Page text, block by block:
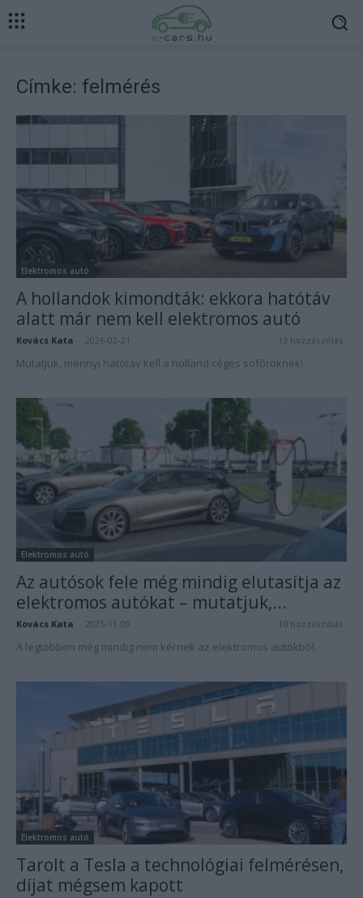
Címke: felmérés
Elektromos autó
A hollandok kimondták: ekkora hatótáv
alatt már nem kell elektromos autó
Kovács Kata 2026-02-21 13 hozzászólás
Mutatjuk, mennyi hatótáv kell a holland céges sofőröknek!
Elektromos autó
Az autósok fele még mindig elutasítja az
elektromos autókat – mutatjuk,...
Kovács Kata 2025-11-09 10 hozzászólás
A legtöbben még mindig nem kérnek az elektromos autókból.
Elektromos autó
Tarolt a Tesla a technológiai felmérésen,
díjat mégsem kapott